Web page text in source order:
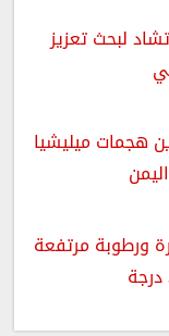
لبحث تعزيز
هجمات ميليشيا
ورطوبة مرتفعة